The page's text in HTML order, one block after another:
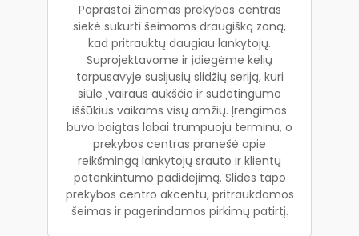
Paprastai žinomas prekybos centras
siekė sukurti šeimoms draugišką zoną,
kad pritrauktų daugiau lankytojų.
Suprojektavome ir įdiegėme kelių
tarpusavyje susijusių slidžių seriją, kuri
siūlė įvairaus aukščio ir sudėtingumo
iššūkius vaikams visų amžių. Įrengimas
buvo baigtas labai trumpuoju terminu, o
prekybos centras pranešė apie
reikšmingą lankytojų srauto ir klientų
patenkintumo padidėjimą. Slidės tapo
prekybos centro akcentu, pritraukdamos
šeimas ir pagerindamos pirkimų patirtį.